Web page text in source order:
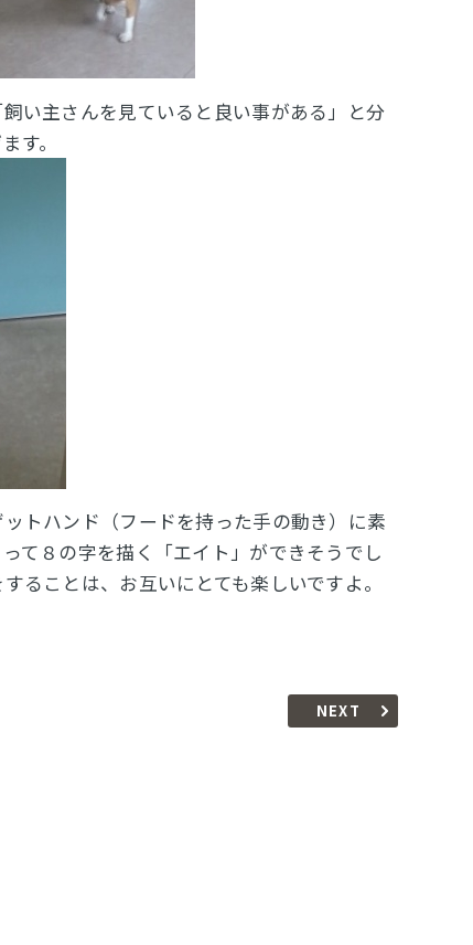
い主さんを見ていると良い事がある」と分
す。
トハンド（フードを持った手の動き）に素
て８の字を描く「エイト」ができそうでし
ることは、お互いにとても楽しいですよ。
NEXT